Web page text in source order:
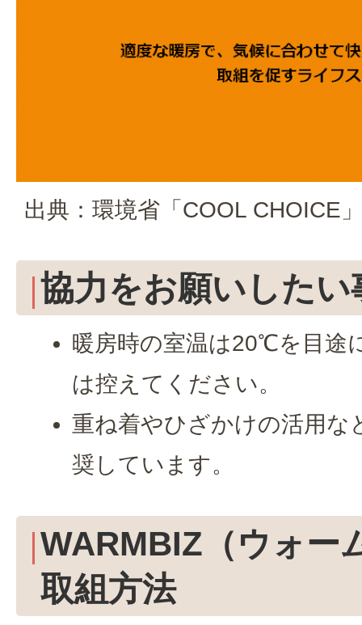
出典：環境省「COOL CHOICE
協力をお願いしたい
暖房時の室温は20℃を目途
は控えてください。
重ね着やひざかけの活用な
奨しています。
WARMBIZ（ウォー
取組方法